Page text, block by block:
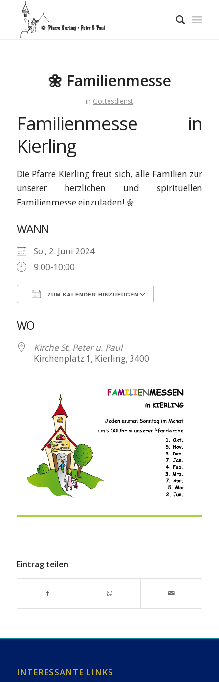
🌼 Familienmesse
in Gottesdienst
Familienmesse in
Kierling
Die Pfarre Kierling freut sich, alle Familien zur
unserer herzlichen und spirituellen
Familienmesse einzuladen! 🌼
WANN
So., 2. Juni 2024
9:00-10:00
ZUM KALENDER HINZUFÜGEN
WO
Kirche St. Peter u. Paul
Kirchenplatz 1, Kierling, 3400
Eintrag teilen
INTERESSANTE LINKS